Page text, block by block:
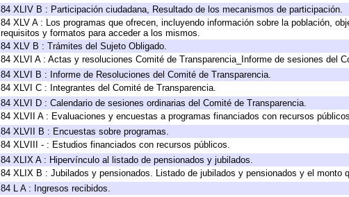
84 XLIV B : Participación ciudadana, Resultado de los mecanismos de participación.
84 XLV A : Los programas que ofrecen, incluyendo información sobre la población,
requisitos y formatos para acceder a los mismos.
84 XLV B : Trámites del Sujeto Obligado.
84 XLVI A : Actas y resoluciones Comité de Transparencia_Informe de sesiones del
84 XLVI B : Informe de Resoluciones del Comité de Transparencia.
84 XLVI C : Integrantes del Comité de Transparencia.
84 XLVI D : Calendario de sesiones ordinarias del Comité de Transparencia.
84 XLVII A : Evaluaciones y encuestas a programas financiados con recursos
84 XLVII B : Encuestas sobre programas.
84 XLVIII - : Estudios financiados con recursos públicos.
84 XLIX A : Hipervínculo al listado de pensionados y jubilados.
84 XLIX B : Jubilados y pensionados. Listado de jubilados y pensionados y el monto
84 L A : Ingresos recibidos.